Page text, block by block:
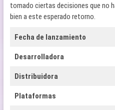
tomado ciertas decisiones que no
bien a este esperado retorno.
Fecha de lanzamiento
Desarrolladora
Distribuidora
Plataformas